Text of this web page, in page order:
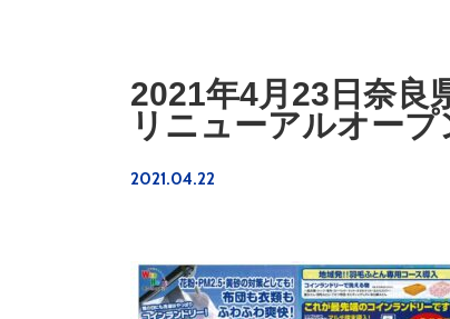
2021年4月23日奈良
リニューアルオープ
2021.04.22